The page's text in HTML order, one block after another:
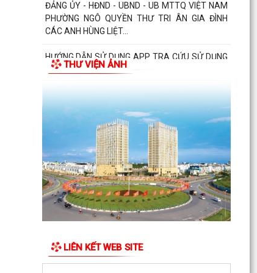
ĐẢNG ỦY - HĐND - UBND - UB MTTQ VIỆT NAM
PHƯỜNG NGÔ QUYỀN THƯ TRI ÂN GIA ĐÌNH
CÁC ANH HÙNG LIỆT...
HƯỚNG DẪN SỬ DỤNG APP TRA CỨU SỬ DỤNG
ĐIỆN
Phường Ngô Quyền: Chuỗi hoạt động tri ân,
“Đền ơn đáp nghĩa” thiết thực nhân kỷ niệm 79
năm Ngày...
PHƯỜNG NGÔ QUYỀN TỔ CHỨC HỘI NGHỊ TRAO
TẶNG ẢNH PHỤC CHẾ LIỆT SĨ VÀ TẶNG QUÀ
CHO CÁC HỘ GIA ĐÌNH...
ỦY BAN NHÂN DÂN PHƯỜNG NGÔ QUYỀN
THÔNG TIN Về việc cưỡng chế cưỡng chế 02 tổ
chức để thu hồi nhà là...
PHƯỜNG NGÔ QUYỀN THĂM HỎI, TẶNG QUÀ
THƯ VIỆN ẢNH
LIÊN KẾT WEB SITE